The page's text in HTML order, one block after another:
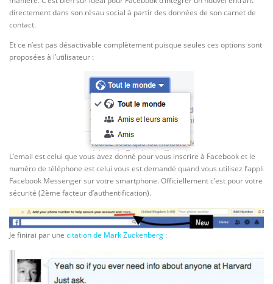
directement dans son résau social à partir des données de son carnet de
contact.
Et ce n’est pas désactivable complètement puisque seules ces options sont
proposées à l’utilisateur :
L’email est celui que vous avez donné pour vous inscrire à Facebook et le
numéro de téléphone est celui vous est demandé quand vous utilisez l’appli
Facebook Messenger sur votre smartphone. Officiellement c’est pour votre
sécurité (2ème facteur d’authentification).
Je finirai par une citation de Mark Zuckenberg :